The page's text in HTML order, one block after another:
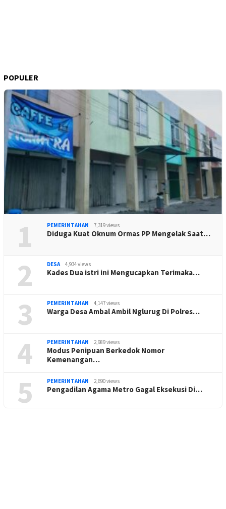
POPULER
1 PEMERINTAHAN 7,319 views
Diduga Kuat Oknum Ormas PP Mengelak Saat…
2 DESA 4,934 views
Kades Dua istri ini Mengucapkan Terimaka…
3 PEMERINTAHAN 4,147 views
Warga Desa Ambal Ambil Nglurug Di Polres…
4 PEMERINTAHAN 2,989 views
Modus Penipuan Berkedok Nomor
Kemenangan…
5 PEMERINTAHAN 2,690 views
Pengadilan Agama Metro Gagal Eksekusi Di…